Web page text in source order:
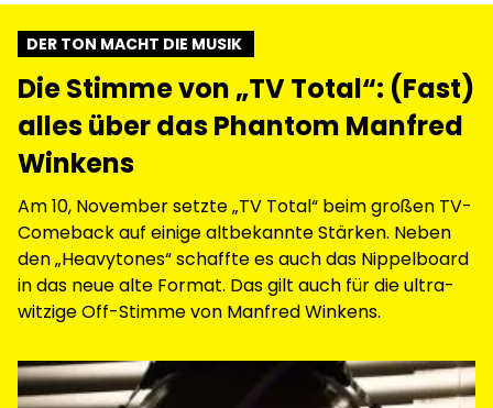
DER TON MACHT DIE MUSIK
Die Stimme von „TV Total“: (Fast)
alles über das Phantom Manfred
Winkens
Am 10, November setzte „TV Total“ beim großen TV-
Comeback auf einige altbekannte Stärken. Neben
den „Heavytones“ schaffte es auch das Nippelboard
in das neue alte Format. Das gilt auch für die ultra-
witzige Off-Stimme von Manfred Winkens.